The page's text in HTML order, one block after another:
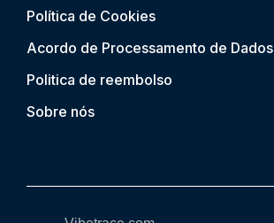
Política de Cookies
Acordo de Processamento de Dados
Politica de reembolso
Sobre nós